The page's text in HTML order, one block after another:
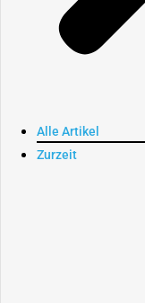
Alle Artikel
Zurzeit